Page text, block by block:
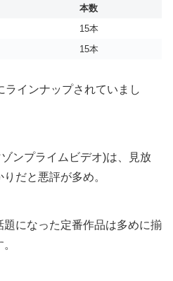
本数
15本
15本
ラインナップされていまし
ンプライムビデオ)は、見放
だと悪評が多め。
題になった定番作品は多めに揃